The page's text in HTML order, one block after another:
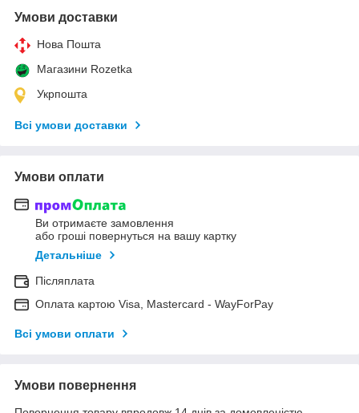
Умови доставки
Нова Пошта
Магазини Rozetka
Укрпошта
Всі умови доставки
Умови оплати
Ви отримаєте замовлення
або гроші повернуться на вашу картку
Детальніше
Післяплата
Оплата картою Visa, Mastercard - WayForPay
Всі умови оплати
Умови повернення